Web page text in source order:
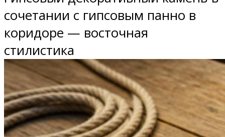
сочетании с гипсовым панно в
коридоре — восточная
стилистика